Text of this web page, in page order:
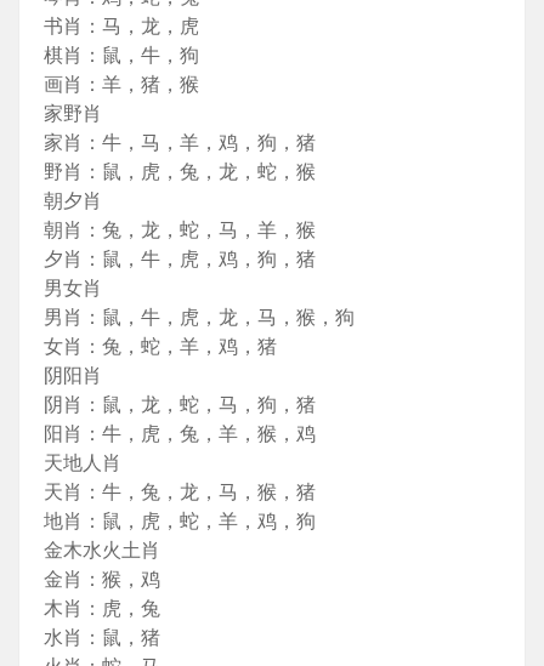
书肖：马，龙，虎
棋肖：鼠，牛，狗
画肖：羊，猪，猴
家野肖
家肖：牛，马，羊，鸡，狗，猪
野肖：鼠，虎，兔，龙，蛇，猴
朝夕肖
朝肖：兔，龙，蛇，马，羊，猴
夕肖：鼠，牛，虎，鸡，狗，猪
男女肖
男肖：鼠，牛，虎，龙，马，猴，狗
女肖：兔，蛇，羊，鸡，猪
阴阳肖
阴肖：鼠，龙，蛇，马，狗，猪
阳肖：牛，虎，兔，羊，猴，鸡
天地人肖
天肖：牛，兔，龙，马，猴，猪
地肖：鼠，虎，蛇，羊，鸡，狗
金木水火土肖
金肖：猴，鸡
木肖：虎，兔
水肖：鼠，猪